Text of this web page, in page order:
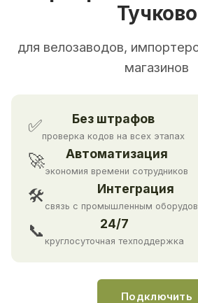
Тучково
для велозаводов,
магазинов
✅ Без штрафов
проверка кодов на всех этапах
🚀 Автоматизация
экономия времени сотрудников
🛠 Интеграция
связь с промышленным
📞 24/7
круглосуточная техподдержка
Подключить